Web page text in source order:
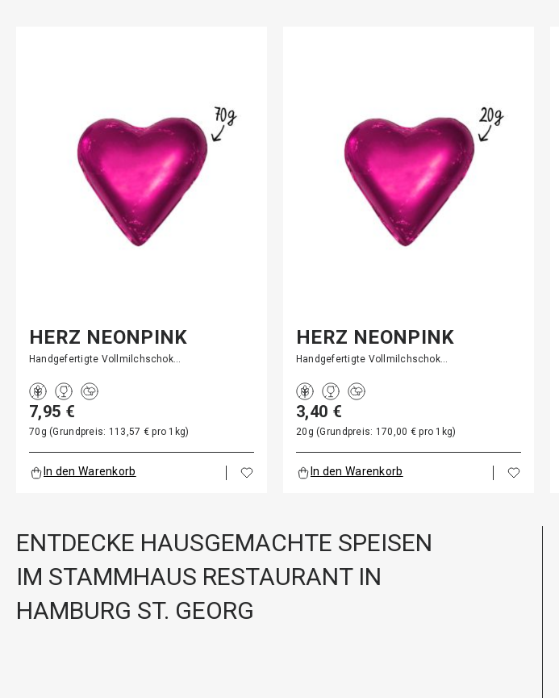
HERZ NEONPINK
Handgefertigte Vollmilchschok…
7,95 €
70g (Grundpreis: 113,57 € pro 1kg)
In den Warenkorb
HERZ NEONPINK
Handgefertigte Vollmilchschok…
3,40 €
20g (Grundpreis: 170,00 € pro 1kg)
In den Warenkorb
ENTDECKE HAUSGEMACHTE SPEISEN
IM STAMMHAUS RESTAURANT IN
HAMBURG ST. GEORG